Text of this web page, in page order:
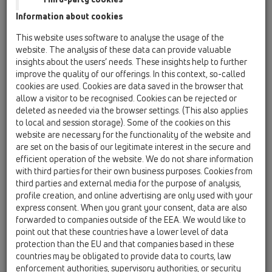
dalys / HL01047D.G
Atvamzdžio veržlė 6/4" pilka
HL01101D
10 Ventiliaciniai automatiniai voštuvai / Priedai,
pagalbinės (papildomos) medžiagos / Atsarginės
dalys / HL01101D
Mova DN75/110 alsuokliui HL901
HL01109D
10 Ventiliaciniai automatiniai voštuvai / Priedai,
pagalbinės (papildomos) medžiagos / Atsarginės
dalys / HL01109D
Манжетный уплотнитель
HL0900.1E
10 Ventiliaciniai automatiniai voštuvai / Priedai,
pagalbinės (papildomos) medžiagos / Atsarginės
dalys / HL0900.1E
Perėjimas DN50/75
HL0900.2E
10 Ventiliaciniai automatiniai voštuvai / Priedai,
Information about cookies
This website uses software to analyse the usage of the
website. The analysis of these data can provide valuable
insights about the users’ needs. These insights help to further
improve the quality of our offerings. In this context, so-called
cookies are used. Cookies are data saved in the browser that
allow a visitor to be recognised. Cookies can be rejected or
deleted as needed via the browser settings. (This also applies
to local and session storage). Some of the cookies on this
website are necessary for the functionality of the website and
are set on the basis of our legitimate interest in the secure and
efficient operation of the website. We do not share information
with third parties for their own business purposes. Cookies from
third parties and external media for the purpose of analysis,
profile creation, and online advertising are only used with your
express consent. When you grant your consent, data are also
forwarded to companies outside of the EEA. We would like to
point out that these countries have a lower level of data
protection than the EU and that companies based in these
countries may be obligated to provide data to courts, law
enforcement authorities, supervisory authorities, or security